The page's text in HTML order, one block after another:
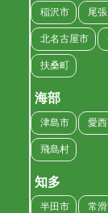
稲沢市 尾
北名古屋市
扶桑町
海部
津島市 愛
飛島村
知多
半田市 常